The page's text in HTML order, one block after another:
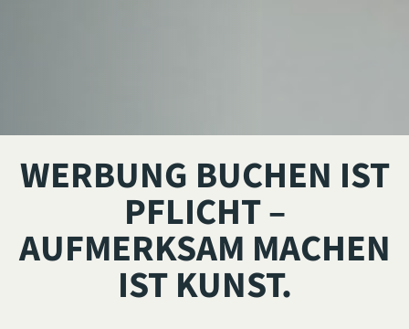
WERBUNG BUCHEN IST
PFLICHT –
AUFMERKSAM MACHEN
IST KUNST.